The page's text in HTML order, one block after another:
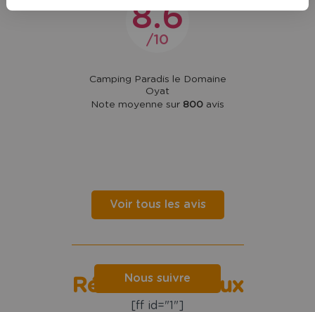
8.6
10
Camping Paradis le Domaine
Oyat
Note moyenne sur 800 avis
Voir tous les avis
Réseaux sociaux
[ff id="1"]
Nous suivre